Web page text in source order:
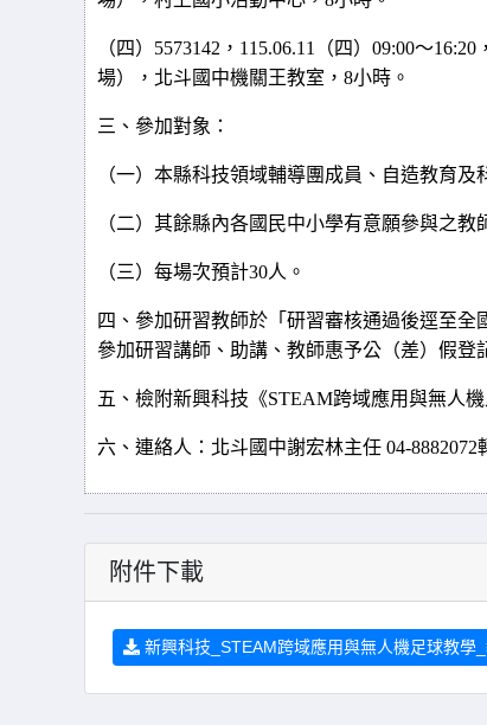
（四） 5573142 ， 115.06.11 （四） 09:00～16:20
場），北斗國中機關王教室， 8小時。
三、參加對象：
（一）本縣科技領域輔導團成員、自造教育
（二）其餘縣內各國民中小學有意願參與之教
（三）每場次預計30人。
四、參加研習教師於「研習審核通過後逕至
參加研習講師、助講、教師惠予公（差）假登
五、檢附新興科技《STEAM跨域應用與無人
六、連絡人：北斗國中謝宏林主任 04-8882072
附件下載
新興科技_STEAM跨域應用與無人機足球教學